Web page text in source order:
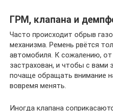
ГРМ, клапана и
Часто происходит обрыв
механизма. Ремень рвётся
автомобиля. К сожалению,
застрахован, и чтобы с вами
почаще обращать внимание
вовремя менять.
Иногда клапана